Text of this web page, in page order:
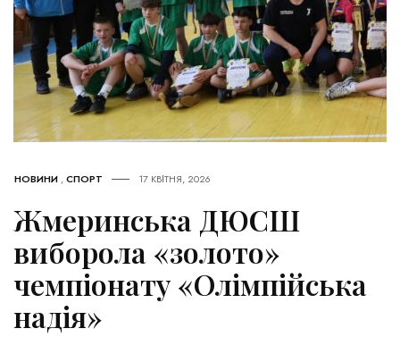
НОВИНИ ,СПОРТ 17 КВІТНЯ, 2026
Жмеринська ДЮСШ
виборола «золото»
чемпіонату «Олімпійська
надія»